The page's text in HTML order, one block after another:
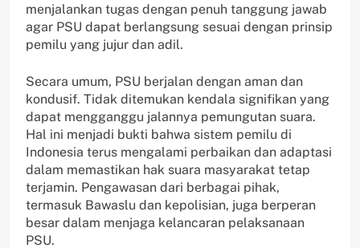
menjalankan tugas dengan penuh tanggung jawab
agar PSU dapat berlangsung sesuai dengan prinsip
pemilu yang jujur dan adil.
Secara umum, PSU berjalan dengan aman dan
kondusif. Tidak ditemukan kendala signifikan yang
dapat mengganggu jalannya pemungutan suara.
Hal ini menjadi bukti bahwa sistem pemilu di
Indonesia terus mengalami perbaikan dan adaptasi
dalam memastikan hak suara masyarakat tetap
terjamin. Pengawasan dari berbagai pihak,
termasuk Bawaslu dan kepolisian, juga berperan
besar dalam menjaga kelancaran pelaksanaan
PSU.